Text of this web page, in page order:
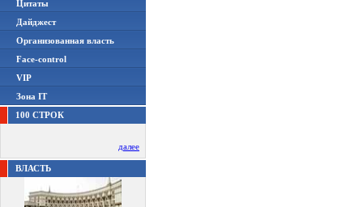
Цитаты
Дайджест
Организованная власть
Face-control
VIP
Зона IT
100 СТРОК
далее
ВЛАСТЬ